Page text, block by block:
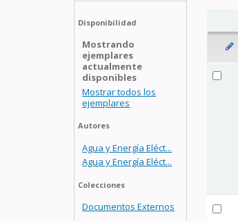
Disponibilidad
Mostrando
ejemplares
actualmente
disponibles
Mostrar todos los
ejemplares
Autores
Agua y Energía Eléct...
Agua y Energía Eléct...
Colecciones
Documentos Externos